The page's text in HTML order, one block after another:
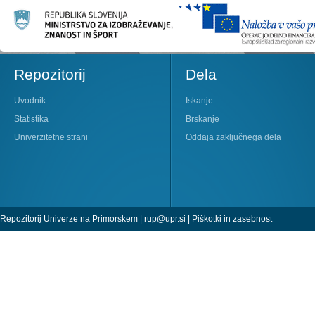
Repozitorij
Uvodnik
Statistika
Univerzitetne strani
Dela
Iskanje
Brskanje
Oddaja zaključnega dela
Repozitorij Univerze na Primorskem | rup@upr.si | Piškotki in zasebnost